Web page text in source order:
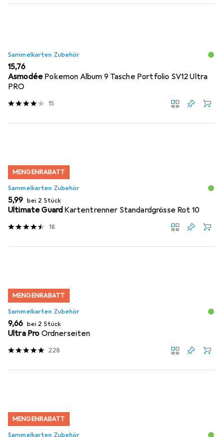
Sammelkarten Zubehör
EUR
15,76
Asmodée Pokemon Album 9 Tasche Portfolio SV12 Ultra
PRO
15
MENGENRABATT
Sammelkarten Zubehör
EUR
5,99 bei 2 Stück
Ultimate Guard Kartentrenner Standardgrösse Rot 10
18
MENGENRABATT
Sammelkarten Zubehör
EUR
9,66 bei 2 Stück
Ultra Pro Ordnerseiten
228
MENGENRABATT
Sammelkarten Zubehör